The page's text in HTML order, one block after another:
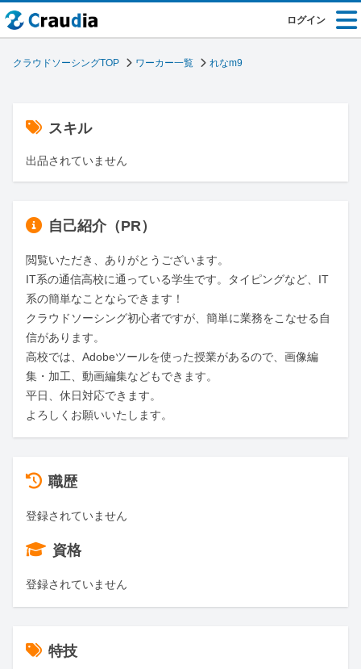
ログイン
クラウドソーシングTOP ワーカー一覧 れなm9
スキル
出品されていません
自己紹介（PR）
閲覧いただき、ありがとうございます。
IT系の通信高校に通っている学生です。タイピングなど、IT
系の簡単なことならできます！
クラウドソーシング初心者ですが、簡単に業務をこなせる自
信があります。
高校では、Adobeツールを使った授業があるので、画像編
集・加工、動画編集などもできます。
平日、休日対応できます。
よろしくお願いいたします。
職歴
登録されていません
資格
登録されていません
特技